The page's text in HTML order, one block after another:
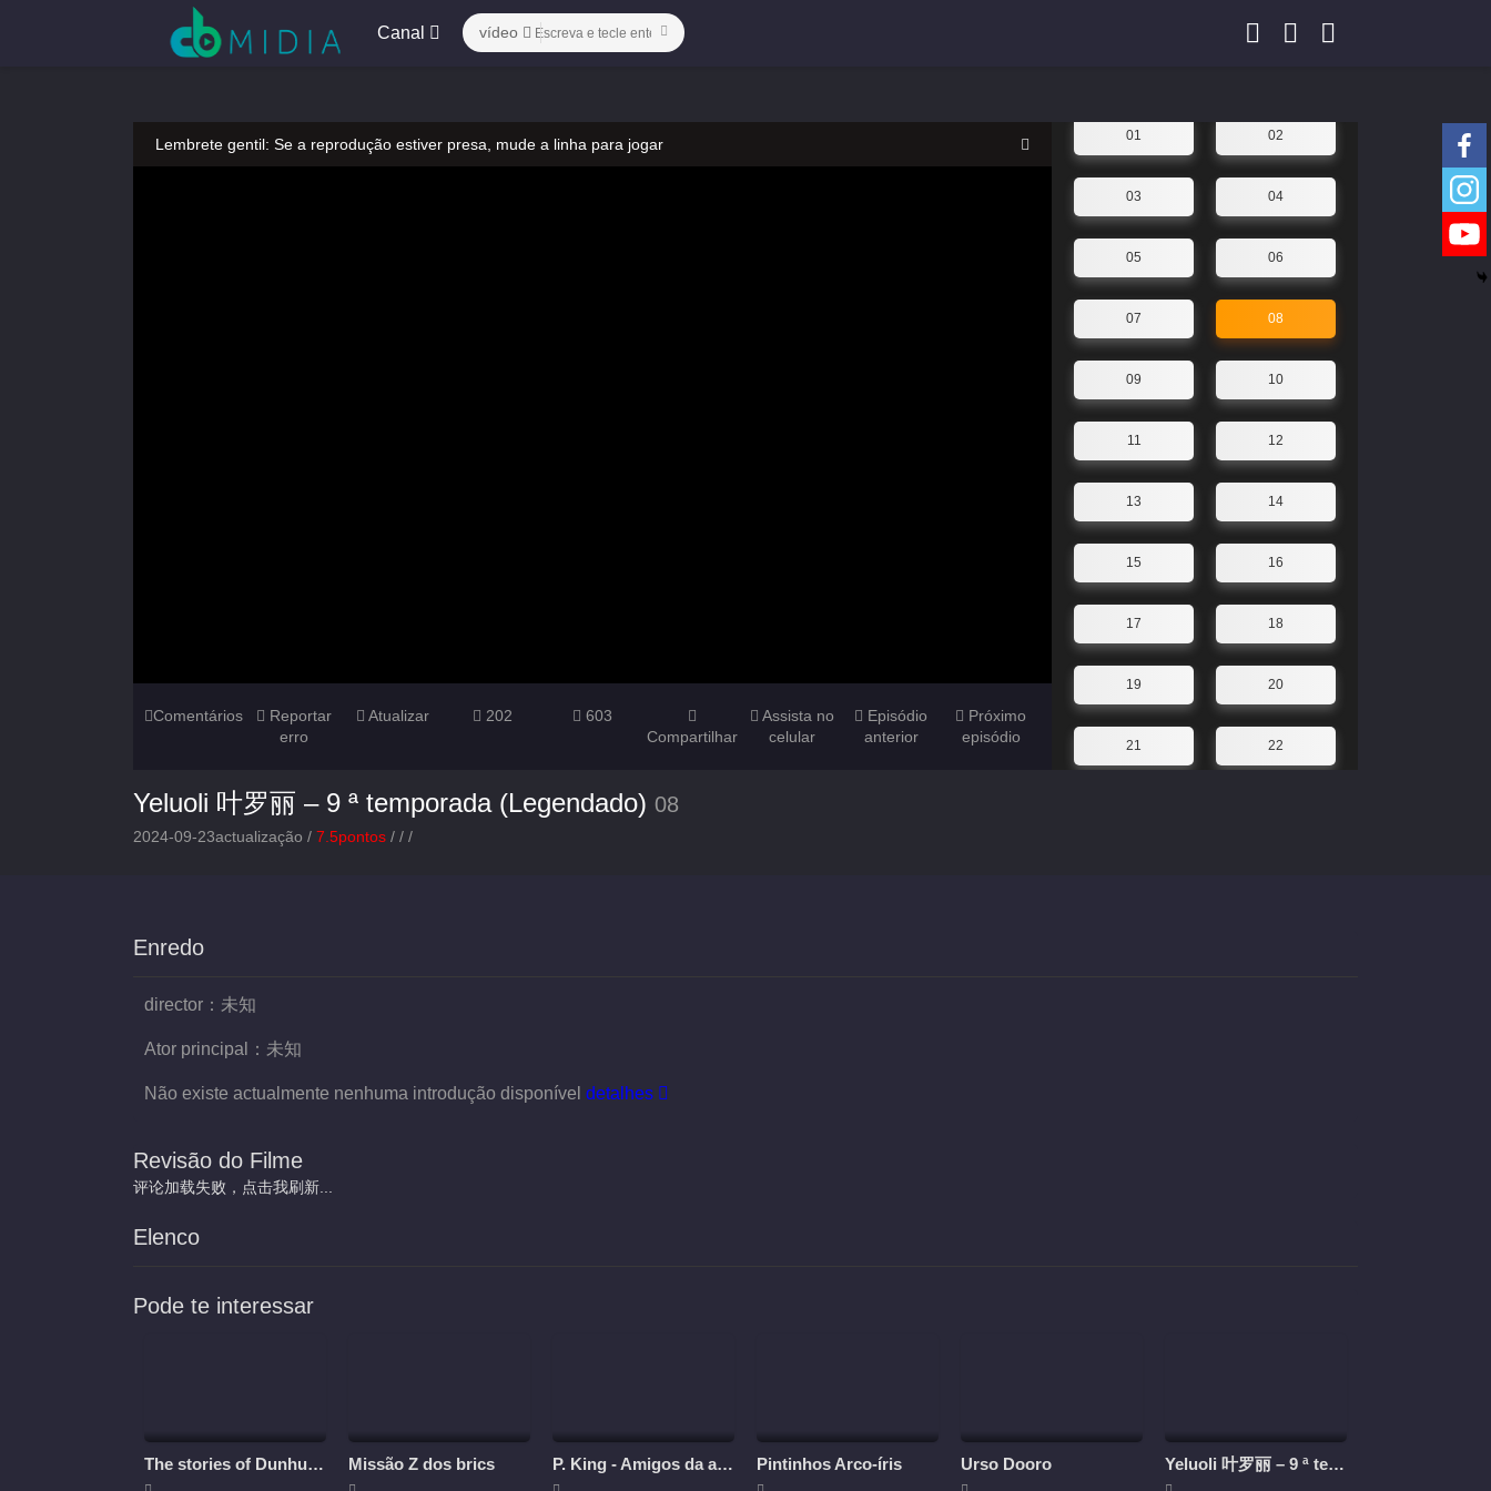
Canal vídeo
Lembrete gentil: Se a reprodução estiver presa, mude a linha para jogar
Comentários
Reportar
erro
Atualizar 202
603
Compartilhar
Assista no
celular
Episódio
anterior
Próximo
episódio
Yeluoli 叶罗丽 – 9 ª
01 02
03 04
05 06
07 08
09 10
11 12
13 14
15 16
17 18
19 20
21 22
Yeluoli 叶罗丽 – 9 ª temporada (Legendado) 08
2024-09-23actualização / 7.5pontos / / /
Enredo
director： 未知
Ator principal： 未知
Não existe actualmente nenhuma introdução disponível detalhes
Revisão do Filme
评论加载失败，点击我刷新...
Elenco
Pode te interessar
The stories of Dunhuang Missão Z dos brics P. King - Amigos da aventura Pintinhos Arco-íris Urso Dooro Yeluoli 叶罗丽 – 9 ª temporada (Legendado)